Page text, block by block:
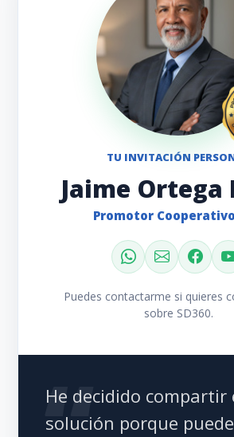
TU INVITACIÓN
Jaime Ortega
Promotor Cooperativo
Puedes contactarme si quieres
sobre SD360.
He decidido compartir
solución porque